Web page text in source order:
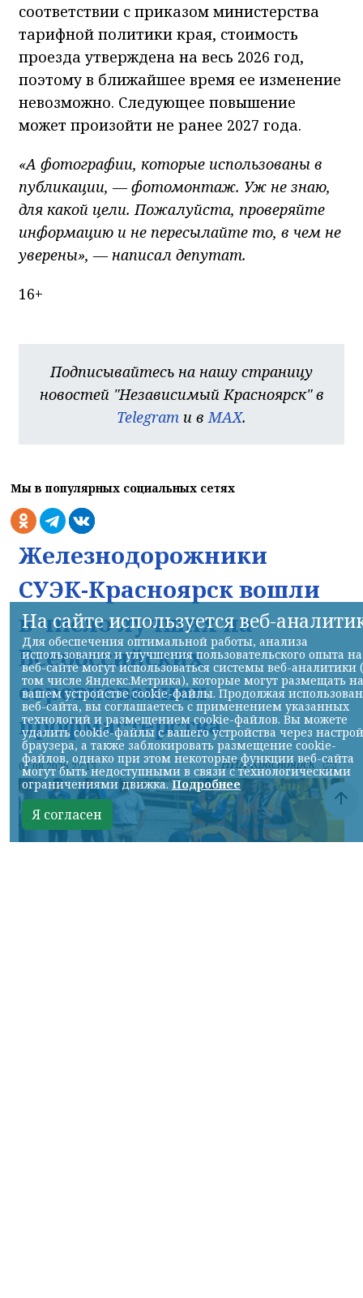
соответствии с приказом министерства
тарифной политики края, стоимость
проезда утверждена на весь 2026 год,
поэтому в ближайшее время ее изменение
невозможно. Следующее повышение
может произойти не ранее 2027 года.
«А фотографии, которые использованы в
публикации, — фотомонтаж. Уж не знаю,
для какой цели. Пожалуйста, проверяйте
информацию и не пересылайте то, в чем не
уверены», — написал депутат.
16+
Подписывайтесь на нашу страницу
новостей "Независимый Красноярск" в
Telegram и вMAX.
Мы в популярных социальных сетях
Железнодорожники
СУЭК-Красноярск вошли
в число лучших на
Всероссийских
соревнованиях
профмастерства
07.08.2026 22:13 НИА-Красноярск
На сайте используется веб-
Для обеспечения оптимальной работы, анализа
использования и улучшения пользовательского опыта на
веб-сайте могут использоваться системы веб-аналитики
том числе Яндекс.Метрика), которые могут размещать на
вашем устройстве cookie-файлы. Продолжая
веб-сайта, вы соглашаетесь с применением указанных
технологий и размещением cookie-файлов. Вы можете
удалить cookie-файлы с вашего устройства через
браузера, а также заблокировать размещение cookie-
файлов, однако при этом некоторые функции веб-сайта
могут быть недоступными в связи с технологическими
ограничениями движка.Подробнее
Я согласен